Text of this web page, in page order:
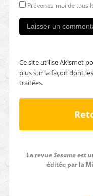
Prévenez-moi de tous
Ce site utilise Akismet
plus sur la façon dont
traitées.
La revueSesameest
éditée par la